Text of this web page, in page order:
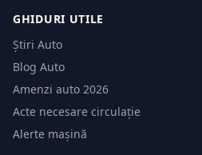
GHIDURI UTILE
Știri Auto
Blog Auto
Amenzi auto 2026
Acte necesare circulație
Alerte mașină